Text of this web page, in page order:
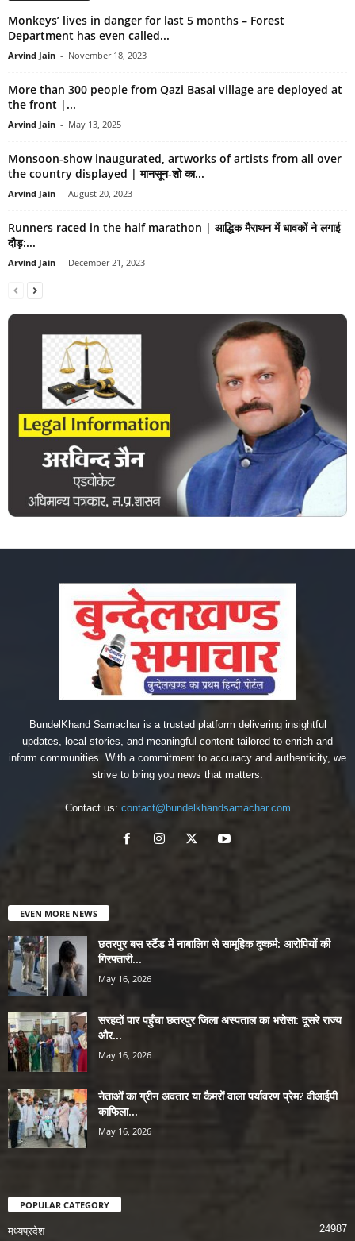
Monkeys’ lives in danger for last 5 months – Forest
Department has even called...
Arvind Jain - November 18, 2023
More than 300 people from Qazi Basai village are deployed at
the front |...
Arvind Jain - May 13, 2025
Monsoon-show inaugurated, artworks of artists from all over
the country displayed | मानसून-शो का...
Arvind Jain - August 20, 2023
Runners raced in the half marathon | आद्धिक मैराथन में धावकों ने लगाई
दौड़:...
Arvind Jain - December 21, 2023
BundelKhand Samachar is a trusted platform delivering insightful
updates, local stories, and meaningful content tailored to enrich and
inform communities. With a commitment to accuracy and authenticity, we
strive to bring you news that matters.
Contact us: contact@bundelkhandsamachar.com
EVEN MORE NEWS
छतरपुर बस स्टैंड में नाबालिग से सामूहिक दुष्कर्म: आरोपियों की
गिरफ्तारी...
May 16, 2026
सरहदों पार पहुँचा छतरपुर जिला अस्पताल का भरोसा: दूसरे राज्य
और...
May 16, 2026
नेताओं का ग्रीन अवतार या कैमरों वाला पर्यावरण प्रेम? वीआईपी
काफिला...
May 16, 2026
POPULAR CATEGORY
मध्यप्रदेश 24987